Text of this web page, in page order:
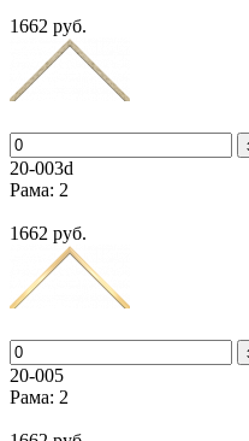
1662 руб.
20-003d
Рама: 2
1662 руб.
20-005
Рама: 2